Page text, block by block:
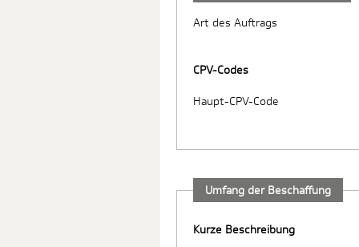
Art des Auftrags
CPV-Codes
Haupt-CPV-Code
Umfang der Beschaffung
Kurze Beschreibung